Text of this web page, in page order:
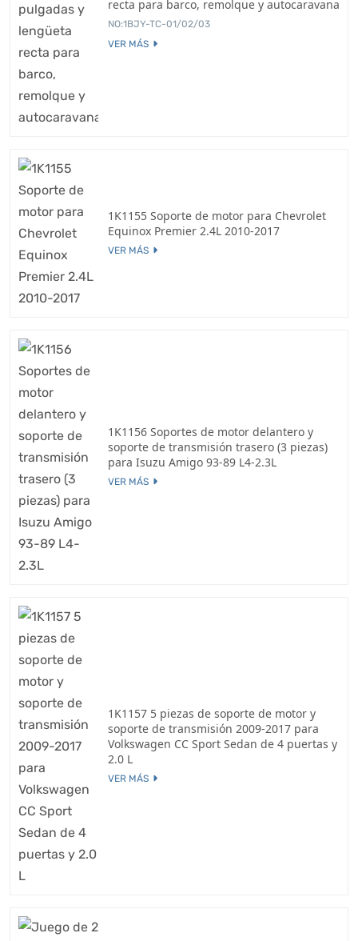
recta para barco, remolque y autocaravana
NO:1BJY-TC-01/02/03
VER MÁS
1K1155 Soporte de motor para Chevrolet
Equinox Premier 2.4L 2010-2017
VER MÁS
1K1156 Soportes de motor delantero y
soporte de transmisión trasero (3 piezas)
para Isuzu Amigo 93-89 L4-2.3L
VER MÁS
1K1157 5 piezas de soporte de motor y
soporte de transmisión 2009-2017 para
Volkswagen CC Sport Sedan de 4 puertas y
2.0 L
VER MÁS